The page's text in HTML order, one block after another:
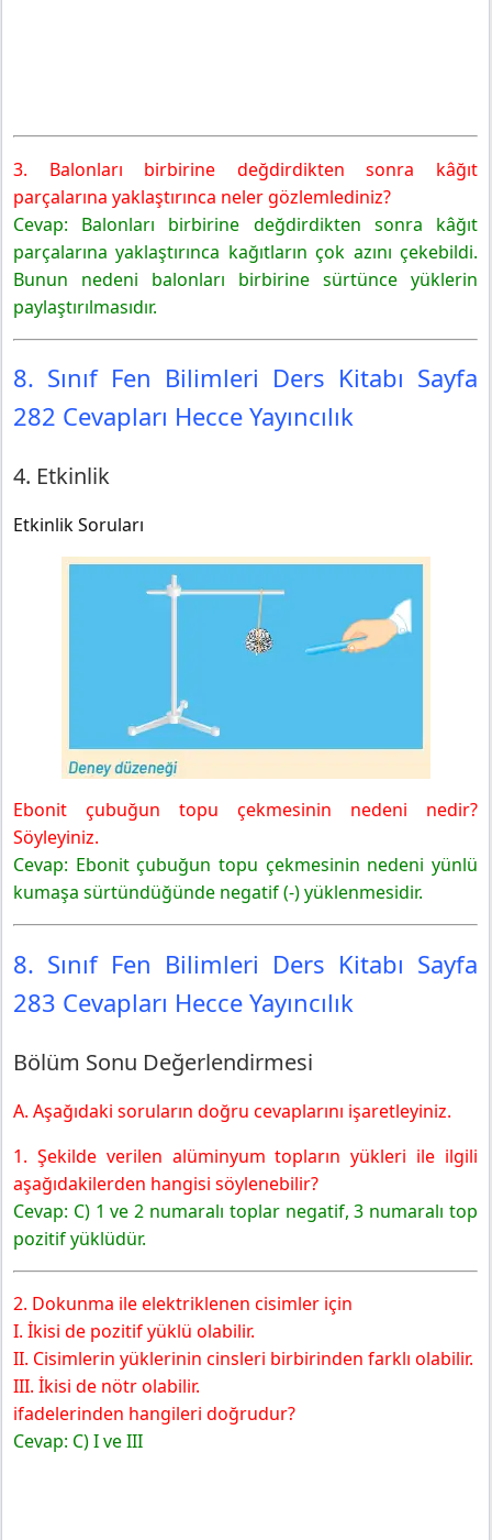
3. Balonları birbirine değdirdikten sonra kâğıt
parçalarına yaklaştırınca neler gözlemlediniz?
Cevap: Balonları birbirine değdirdikten sonra kâğıt
parçalarına yaklaştırınca kağıtların çok azını çekebildi.
Bunun nedeni balonları birbirine sürtünce yüklerin
paylaştırılmasıdır.
8. Sınıf Fen Bilimleri Ders Kitabı Sayfa
282 Cevapları Hecce Yayıncılık
4. Etkinlik
Etkinlik Soruları
Ebonit çubuğun topu çekmesinin nedeni nedir?
Söyleyiniz.
Cevap: Ebonit çubuğun topu çekmesinin nedeni yünlü
kumaşa sürtündüğünde negatif (-) yüklenmesidir.
8. Sınıf Fen Bilimleri Ders Kitabı Sayfa
283 Cevapları Hecce Yayıncılık
Bölüm Sonu Değerlendirmesi
A. Aşağıdaki soruların doğru cevaplarını işaretleyiniz.
1. Şekilde verilen alüminyum topların yükleri ile ilgili
aşağıdakilerden hangisi söylenebilir?
Cevap: C) 1 ve 2 numaralı toplar negatif, 3 numaralı top
pozitif yüklüdür.
2. Dokunma ile elektriklenen cisimler için
I. İkisi de pozitif yüklü olabilir.
II. Cisimlerin yüklerinin cinsleri birbirinden farklı olabilir.
III. İkisi de nötr olabilir.
ifadelerinden hangileri doğrudur?
Cevap: C) I ve III